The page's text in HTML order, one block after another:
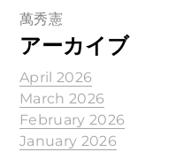
萬秀憲
アーカイブ
April 2026
March 2026
February 2026
January 2026